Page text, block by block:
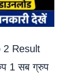
2 Result
1 सब ग्रुप